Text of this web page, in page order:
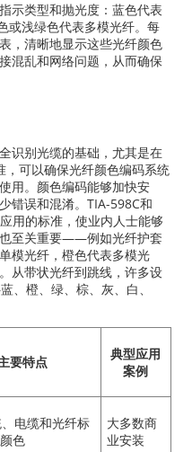
示类型和抛光度：蓝色代表
或浅绿色代表多模光纤。每
，清晰地显示这些光纤颜色
混乱和网络问题，从而确保
识别光缆的基础，尤其是在
可以确保光纤颜色编码系统
用。颜色编码能够加快安
错误和混淆。TIA-598C和
用的标准，使业内人士能够
至关重要——例如光纤护套
模光纤，橙色代表多模光
从带状光纤到跳线，许多设
橙、绿、棕、灰、白、
要特点
典型应用
案例
电缆和光纤标
色
大多数商
业安装